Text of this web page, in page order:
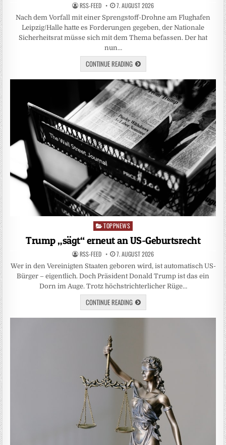
RSS-FEED 7. AUGUST 2026
Nach dem Vorfall mit einer Sprengstoff-Drohne am Flughafen
Leipzig/Halle hatte es Forderungen gegeben, der Nationale
Sicherheitsrat müsse sich mit dem Thema befassen. Der hat
nun…
CONTINUE READING
Posted
TOPPNEWS
Trump „sägt“ erneut an US-Geburtsrecht
RSS-FEED 7. AUGUST 2026
Wer in den Vereinigten Staaten geboren wird, ist automatisch US-
Bürger – eigentlich. Doch Präsident Donald Trump ist das ein
Dorn im Auge. Trotz höchstrichterlicher Rüge…
CONTINUE READING